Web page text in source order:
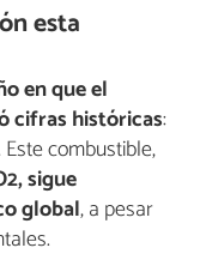
esta
en que el
cifras históricas:
combustible,
sigue
global, a pesar